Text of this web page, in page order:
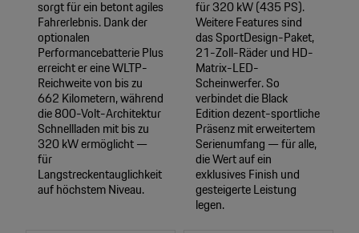
sorgt für ein betont agiles
Fahrerlebnis. Dank der
optionalen
Performancebatterie Plus
erreicht er eine WLTP-
Reichweite von bis zu
662 Kilometern, während
die 800-Volt-Architektur
Schnellladen mit bis zu
320 kW ermöglicht —
für
Langstreckentauglichkeit
auf höchstem Niveau.
für 320 kW (435 PS).
Weitere Features sind
das SportDesign-Paket,
21-Zoll-Räder und HD-
Matrix-LED-
Scheinwerfer. So
verbindet die Black
Edition dezent-sportliche
Präsenz mit erweitertem
Serienumfang — für alle,
die Wert auf ein
exklusives Finish und
gesteigerte Leistung
legen.